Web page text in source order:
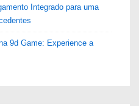
Integrado para uma
9d Game: Experience a